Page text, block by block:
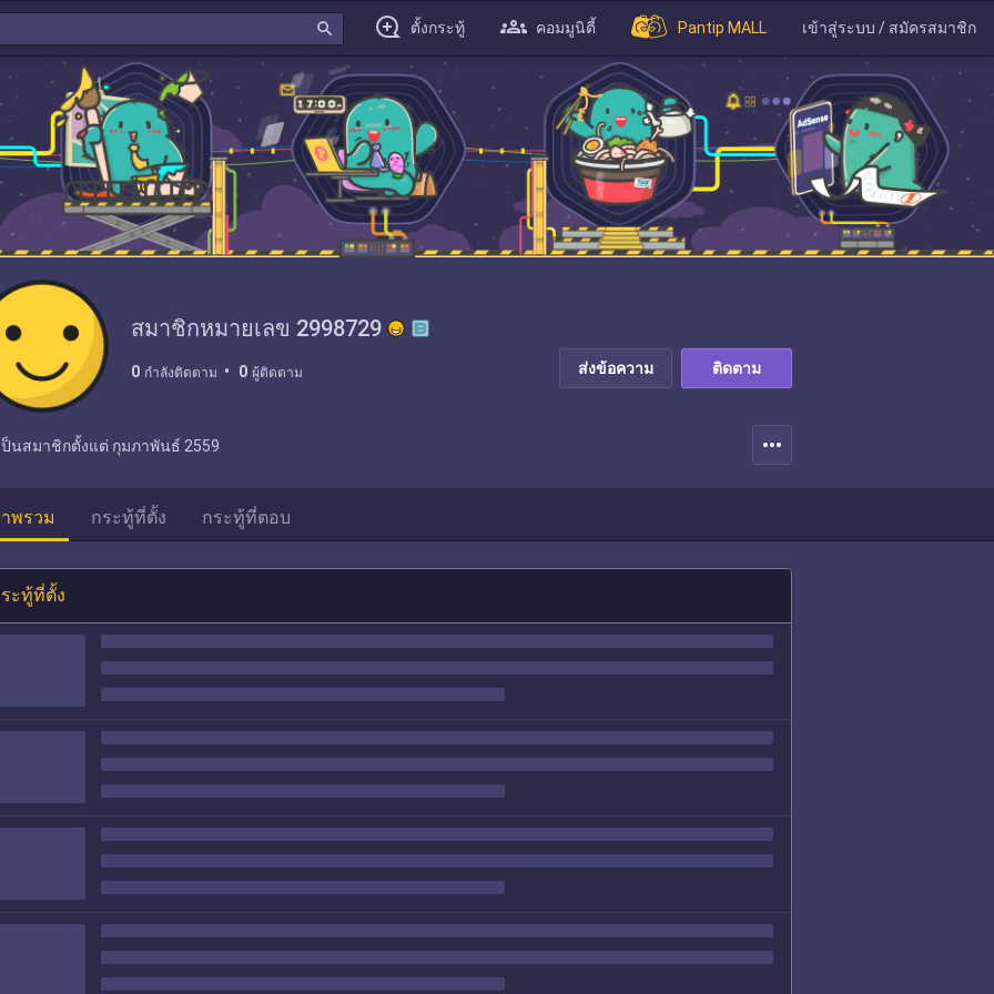
search ตั้งกระทู้ คอมมูนิตี้ Pantip MALL เข้าสู่ระบบ / สมัครสมาชิก
สมาชิกหมายเลข 2998729
0 กำลังติดตาม 0 ผู้ติดตาม ส่งข้อความ ติดตาม
ป็นสมาชิกตั้งแต่ กุมภาพันธ์ 2559 more_horiz
พรวม กระทู้ที่ตั้ง กระทู้ที่ตอบ
ะทู้ที่ตั้ง